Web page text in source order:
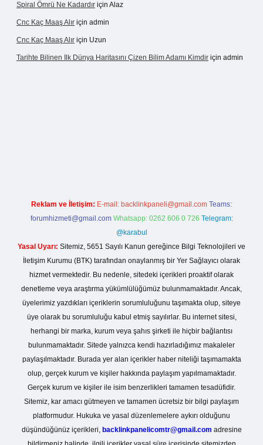
Spiral Ömrü Ne Kadardır için Alaz
Cnc Kaç Maaş Alır için admin
Cnc Kaç Maaş Alır için Uzun
Tarihte Bilinen Ilk Dünya Haritasını Çizen Bilim Adamı Kimdir için admin
Reklam ve İletişim: E-mail: backlinkpaneli@gmail.com Teams:
forumhizmeti@gmail.com Whatsapp: 0262 606 0 726 Telegram:
@karabul
Yasal Uyarı: Sitemiz, 5651 Sayılı Kanun gereğince Bilgi Teknolojileri ve
İletişim Kurumu (BTK) tarafından onaylanmış bir Yer Sağlayıcı olarak
hizmet vermektedir. Bu nedenle, sitedeki içerikleri proaktif olarak
denetleme veya araştırma yükümlülüğümüz bulunmamaktadır. Ancak,
üyelerimiz yazdıkları içeriklerin sorumluluğunu taşımakta olup, siteye
üye olarak bu sorumluluğu kabul etmiş sayılırlar. Bu internet sitesi,
herhangi bir marka, kurum veya şahıs şirketi ile hiçbir bağlantısı
bulunmamaktadır. Sitede yalnızca kendi hazırladığımız makaleler
paylaşılmaktadır. Burada yer alan içerikler haber niteliği taşımamakta
olup, gerçek kurum ve kişiler hakkında paylaşım yapılmamaktadır.
Gerçek kurum ve kişiler ile isim benzerlikleri tamamen tesadüfidir.
Sitemiz, kar amacı gütmeyen ve tamamen ücretsiz bir bilgi paylaşım
platformudur. Hukuka ve yasal düzenlemelere aykırı olduğunu
düşündüğünüz içerikleri, backlinkpanelicomtr@gmail.com adresine